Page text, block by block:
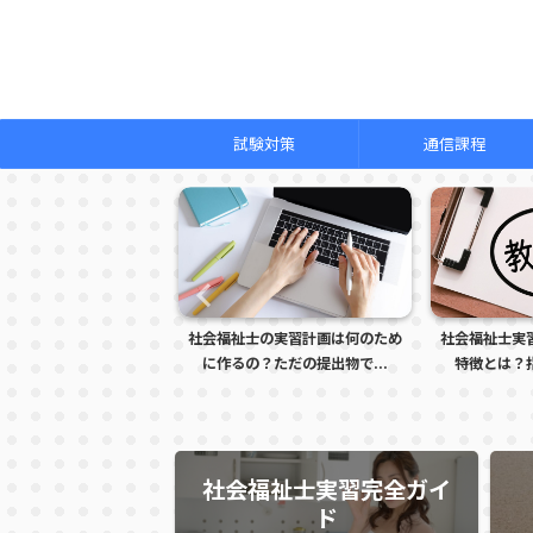
試験対策 通信課程
社会福祉士の実習計画は何のため
に作るの？ただの提出物で...
社会福祉士実習で怒られる学生の
特徴とは？指導者に注意さ...
社会福祉士実習完全ガイ
ド